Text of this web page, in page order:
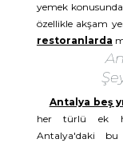
yemek
özellikle akşam
restoranlarda
Antalya beş
her türlü ek
Antalya'daki